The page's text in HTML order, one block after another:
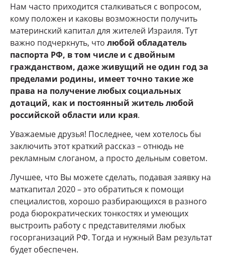
Нам часто приходится сталкиваться с вопросом,
кому положен и каковы возможности получить
материнский капитал для жителей Израиля. Тут
важно подчеркнуть, что любой обладатель
паспорта РФ, в том числе и с двойным
гражданством, даже живущий не один год за
пределами родины, имеет точно такие же
права на получение любых социальных
дотаций, как и постоянный житель любой
российской области или края.
Уважаемые друзья! Последнее, чем хотелось бы
заключить этот краткий рассказ – отнюдь не
рекламным слоганом, а просто дельным советом.
Лучшее, что Вы можете сделать, подавая заявку на
маткапитал 2020 – это обратиться к помощи
специалистов, хорошо разбирающихся в разного
рода бюрократических тонкостях и умеющих
выстроить работу с представителями любых
госорганизаций РФ. Тогда и нужный Вам результат
будет обеспечен.